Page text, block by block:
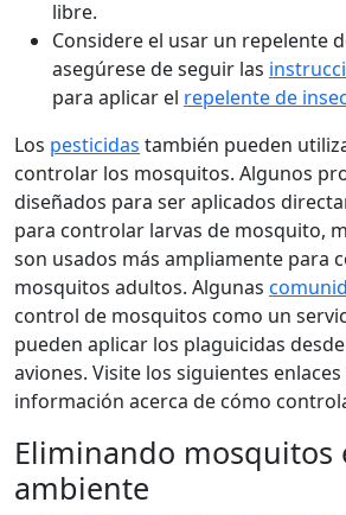
libre.
Considere el usar un repelente
asegúrese de seguir las
para aplicar el repelente de
Los pesticidas también pueden
controlar los mosquitos. Algunos
diseñados para ser aplicados
para controlar larvas de mosquito,
son usados más ampliamente para
mosquitos adultos. Algunas
control de mosquitos como un
pueden aplicar los plaguicidas
aviones. Visite los siguientes
información acerca de cómo
Eliminando mosquitos
ambiente